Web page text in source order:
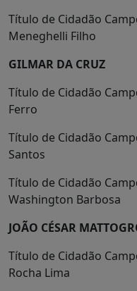
Título de Cidadão
Meneghelli Filho
GILMAR DA CRUZ
Título de Cidadão
Ferro
Título de Cidadão
Santos
Título de Cidadão
Washington Barbosa
JOÃO CÉSAR
Título de Cidadão
Rocha Lima